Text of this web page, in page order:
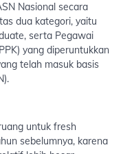
Nasional secara
dua kategori, yaitu
serta Pegawai
yang diperuntukkan
telah masuk basis
untuk fresh
sebelumnya, karena